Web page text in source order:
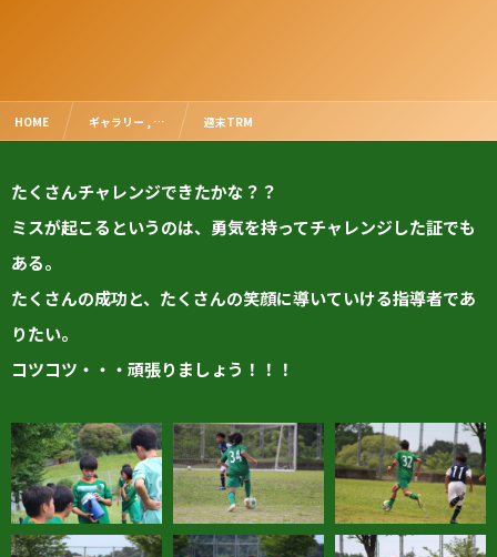
HOME ギャラリー , … 週末TRM
たくさんチャレンジできたかな？？
ミスが起こるというのは、勇気を持ってチャレンジした証でも
ある。
たくさんの成功と、たくさんの笑顔に導いていける指導者であ
りたい。
コツコツ・・・頑張りましょう！！！